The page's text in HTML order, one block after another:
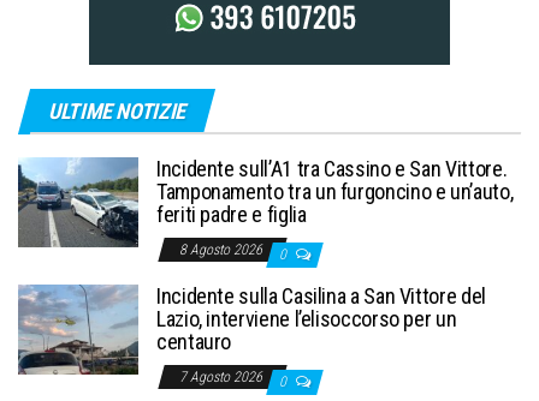
ULTIME NOTIZIE
Incidente sull’A1 tra Cassino e San Vittore.
Tamponamento tra un furgoncino e un’auto,
feriti padre e figlia
8 Agosto 2026 0
Incidente sulla Casilina a San Vittore del
Lazio, interviene l’elisoccorso per un
centauro
7 Agosto 2026 0